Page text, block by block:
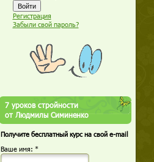
Регистрация
Забыли свой пароль?
7 уроков стройности
от Людмилы Симиненко
Получите бесплатный курс на свой e-mail
Ваше имя: *